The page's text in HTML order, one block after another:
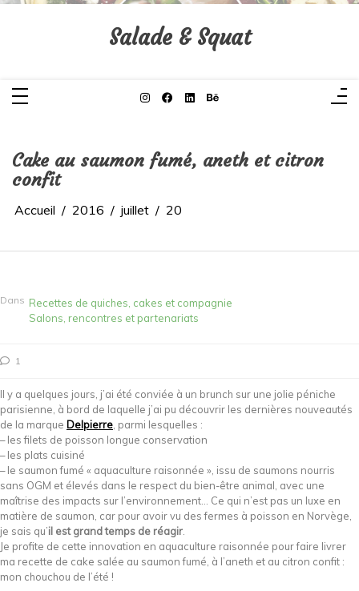
Aller
Salade & Squat
Cake au saumon fumé, aneth et citron
confit
Accueil 2016 juillet 20
Dans Recettes de quiches, cakes et compagnie
Salons, rencontres et partenariats
1
Il y a quelques jours, j’ai été conviée à un brunch sur une jolie péniche
parisienne, à bord de laquelle j’ai pu découvrir les dernières nouveautés
de la marque Delpierre , parmi lesquelles :
– les filets de poisson longue conservation
– les plats cuisiné
– le saumon fumé « aquaculture raisonnée », issu de saumons nourris
sans OGM et élevés dans le respect du bien-être animal, avec une
maîtrise des impacts sur l’environnement… Ce qui n’est pas un luxe en
matière de saumon, car pour avoir vu des fermes à poisson en Norvège,
je sais qu’il est grand temps de réagir
Je profite de cette innovation en aquaculture raisonnée pour faire livrer
ma recette de cake salée au saumon fumé, à l’aneth et au citron confit :
mon chouchou de l’été !